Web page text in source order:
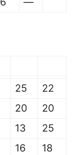
25
22
20
20
13
25
16
18